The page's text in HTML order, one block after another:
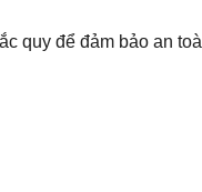
quy để đảm bảo an